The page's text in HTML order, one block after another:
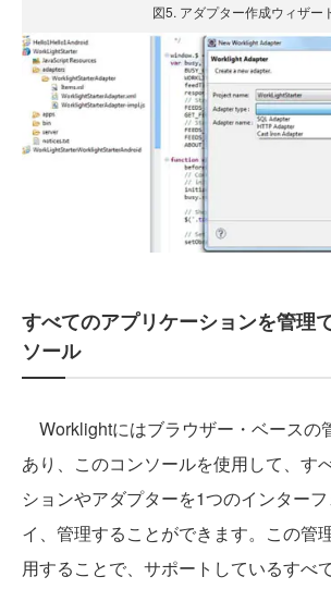
図5. アダプター作成ウィザー
すべてのアプリケーションを管理
ソール
Worklightにはブラウザー・ベースの
あり、このコンソールを使用して、す
ションやアダプターを1つのインター
イ、管理することができます。この管
用することで、サポートしているすべ